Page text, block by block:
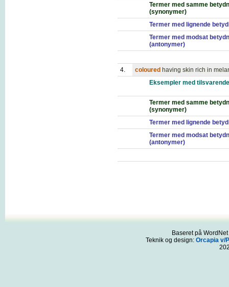
Termer med samme
(synonymer)
Termer med lignende
Termer med modsat
(antonymer)
4. coloured having skin rich in
Eksempler med
Termer med samme
(synonymer)
Termer med lignende
Termer med modsat
(antonymer)
Baseret på
Teknik og design: Orcapia v/